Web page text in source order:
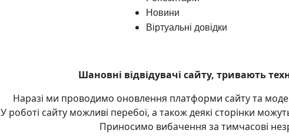
Новини
Віртуальні довідки
Шановні відвідувачі сайту, тривають
Наразі ми проводимо оновлення платформи сайту та
У роботі сайту можливі перебої, а також деякі сторінки
Приносимо вибачення за тимчасові